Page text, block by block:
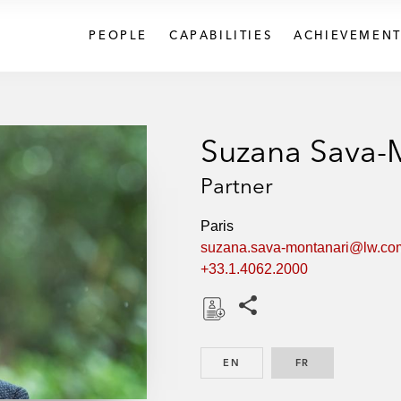
PEOPLE CAPABILITIES
Suzana
Partner
Paris
suzana.sava-
+33.1.4062.2000
w
EN FR